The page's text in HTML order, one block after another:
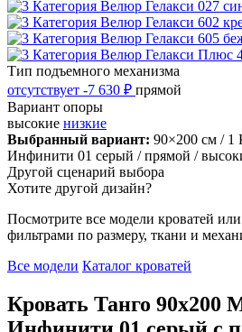
Тип подъемного механизма
отсутствует -7 630 ₽ прямой
Вариант опоры
высокие низкие
Выбранный вариант: 90×200 см / 1
Инфинити 01 серый / прямой /
Другой сценарий выбора
Хотите другой дизайн?
Посмотрите все модели кроватей или
фильтрами по размеру, ткани и
Все модели Каталог кроватей
Кровать Танго 90х200